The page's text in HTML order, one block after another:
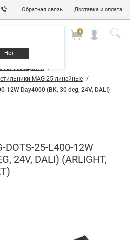
Нет
Обратная связь Доставка и оплата
0
освещения
MAG-25 линейные
12W Day4000 (BK, 30 deg, 24V, DALI)
25-L400-12W
24V, DALI) (ARLIGHT,